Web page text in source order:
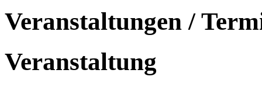
Veranstaltungen /
Veranstaltung